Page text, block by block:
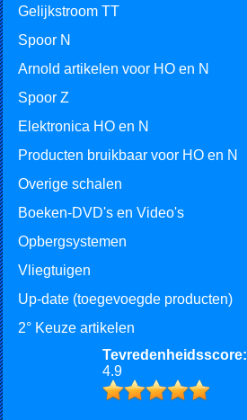
Gelijkstroom TT
Spoor N
Arnold artikelen voor HO en N
Spoor Z
Elektronica HO en N
Producten bruikbaar voor HO en N
Overige schalen
Boeken-DVD's en Video's
Opbergsystemen
Vliegtuigen
Up-date (toegevoegde producten)
2° Keuze artikelen
Tevredenheidsscore:
4.9